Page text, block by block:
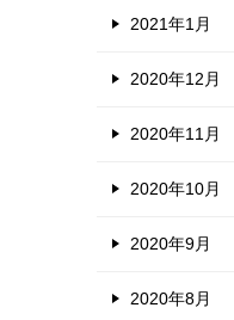
2021年1月
2020年12月
2020年11月
2020年10月
2020年9月
2020年8月